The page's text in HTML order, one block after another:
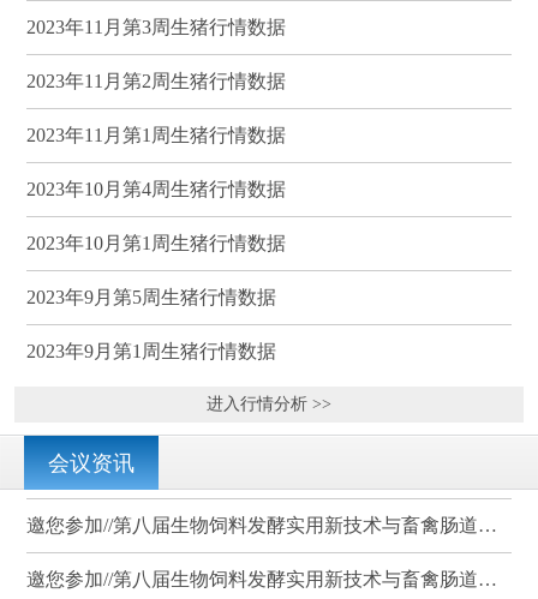
2023年11月第3周生猪行情数据
2023年11月第2周生猪行情数据
2023年11月第1周生猪行情数据
2023年10月第4周生猪行情数据
2023年10月第1周生猪行情数据
2023年9月第5周生猪行情数据
2023年9月第1周生猪行情数据
进入行情分析 >>
会议资讯
邀您参加//第八届生物饲料发酵实用新技术与畜禽肠道健康、营养科学研讨会（武汉）
邀您参加//第八届生物饲料发酵实用新技术与畜禽肠道健康、营养科学研讨会（武汉）